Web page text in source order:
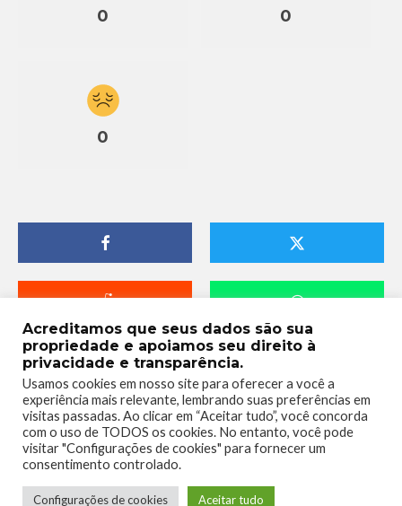
0 0
0
Telmo Camargo
Acreditamos que seus dados são sua
propriedade e apoiamos seu direito à
privacidade e transparência.
Usamos cookies em nosso site para oferecer a você a
experiência mais relevante, lembrando suas preferências em
visitas passadas. Ao clicar em “Aceitar tudo”, você concorda
com o uso de TODOS os cookies. No entanto, você pode
visitar "Configurações de cookies" para fornecer um
consentimento controlado.
Configurações de cookies Aceitar tudo